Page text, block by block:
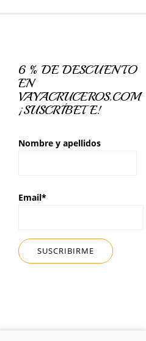
6 % DE DESCUENTO
EN
VAYACRUCEROS.COM
¡SUSCRÍBETE!
Nombre y apellidos
Email*